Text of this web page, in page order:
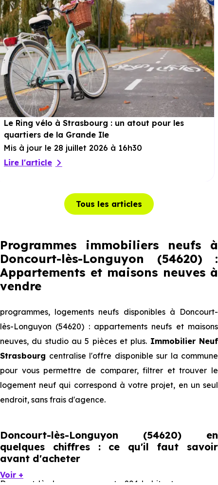
Le Ring vélo à Strasbourg : un atout pour les
quartiers de la Grande Ile
Mis à jour le 28 juillet 2026 à 16h30
Lire l'article
Tous les articles
Programmes immobiliers neufs à
Doncourt-lès-Longuyon (54620) :
Appartements et maisons neuves à
vendre
programmes, logements neufs disponibles à Doncourt-
lès-Longuyon (54620) : appartements neufs et maisons
neuves, du studio au 5 pièces et plus. Immobilier Neuf
Strasbourg centralise l'offre disponible sur la commune
pour vous permettre de comparer, filtrer et trouver le
logement neuf qui correspond à votre projet, en un seul
endroit, sans frais d'agence.
Doncourt-lès-Longuyon (54620) en
quelques chiffres : ce qu'il faut savoir
avant d'acheter
Voir +